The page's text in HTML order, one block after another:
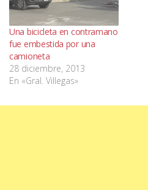
Una bicicleta en contramano
fue embestida por una
camioneta
28 diciembre, 2013
En «Gral. Villegas»